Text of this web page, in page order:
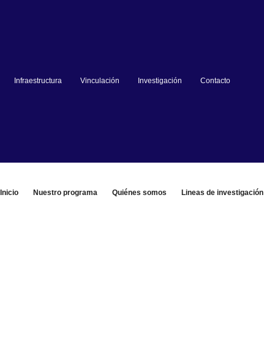
Infraestructura Vinculación Investigación Contacto
Inicio Nuestro programa Quiénes somos Lineas de investigación